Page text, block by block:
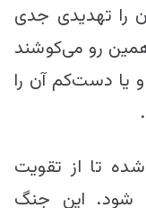
را تهدیدی جدی
رو می‌کوشند
و یا دست‌کم آن را
تا از تقویت
شود. این جنگ